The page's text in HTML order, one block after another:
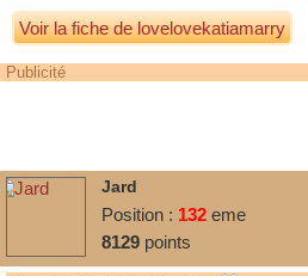
Voir la fiche de lovelovekatiamarry
Publicité
Jard
Position : 132 eme
8129 points